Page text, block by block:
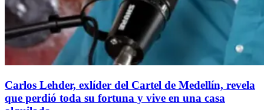
Carlos Lehder, exlíder del Cartel de Medellín, revela
que perdió toda su fortuna y vive en una casa